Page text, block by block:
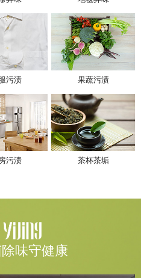
污渍 果蔬污渍
污渍 茶杯茶垢
味守健康